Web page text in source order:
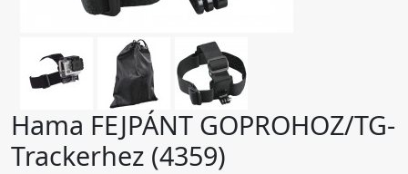
Hama FEJPÁNT GOPROHOZ/TG-
Trackerhez (4359)